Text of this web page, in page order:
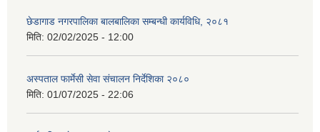
छेडागाड नगरपालिका बालबालिका सम्बन्धी कार्यविधि, २०८१
मिति: 02/02/2025 - 12:00
अस्पताल फार्मेसी सेवा संचालन निर्देशिका २०८०
मिति: 01/07/2025 - 22:06